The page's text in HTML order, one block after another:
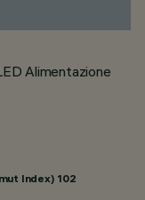
Alimentazione
Index) 102